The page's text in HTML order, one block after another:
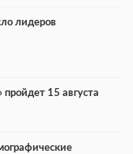
лидеров
15 августа